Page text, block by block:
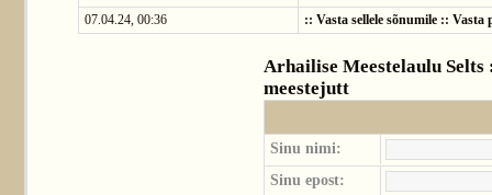
07.04.24, 00:36 :: Vasta sellele sõnumile:: Vasta
Arhailise Meestelaulu
meestejutt
Sinu nimi:
Sinu epost: